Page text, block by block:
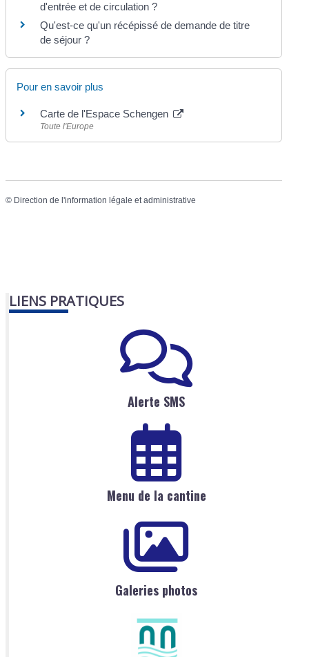
d'entrée et de circulation ?
Qu'est-ce qu'un récépissé de demande de titre
de séjour ?
Pour en savoir plus
Carte de l'Espace Schengen
Toute l'Europe
© Direction de l'information légale et administrative
LIENS PRATIQUES
Alerte SMS
Menu de la cantine
Galeries photos